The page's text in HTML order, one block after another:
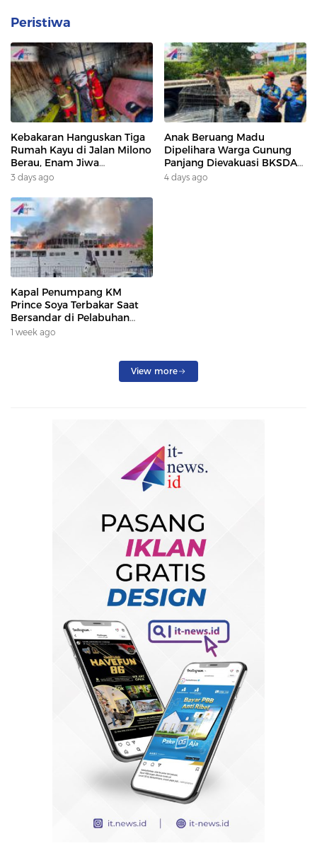
Peristiwa
Kebakaran Hanguskan Tiga
Rumah Kayu di Jalan Milono
Berau, Enam Jiwa
Terdampak
3 days ago
Anak Beruang Madu
Dipelihara Warga Gunung
Panjang Dievakuasi BKSDA
Dan DAMKAR
4 days ago
Kapal Penumpang KM
Prince Soya Terbakar Saat
Bersandar di Pelabuhan
Samarinda, Keberangkatan
1 week ago
View more